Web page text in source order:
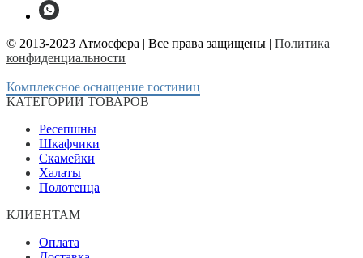
© 2013-2023 Атмосфера | Все права защищены | Политика
конфиденциальности
Комплексное оснащение гостиниц
КАТЕГОРИИ ТОВАРОВ
Ресепшны
Шкафчики
Скамейки
Халаты
Полотенца
КЛИЕНТАМ
Оплата